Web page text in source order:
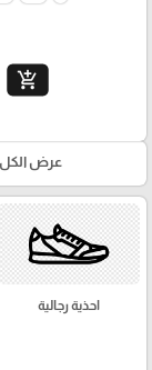
add_shopping_cart
عرض الكل
احذية رجالية